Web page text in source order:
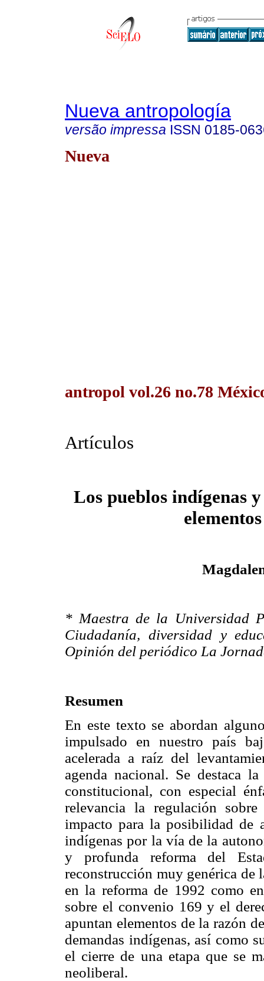
Nueva antropología
versão impressa ISSN 0185-
Nueva
antropol vol.26 no.78
Artículos
Los pueblos indígenas
* Maestra de la Universidad
Ciudadanía, diversidad y
Opinión del periódico La
Resumen
En este texto se abordan
impulsado en nuestro país
acelerada a raíz del
agenda nacional. Se destaca
constitucional, con especial
relevancia la regulación
impacto para la posibilidad de
indígenas por la vía de la
y profunda reforma del
reconstrucción muy genérica de
en la reforma de 1992 como
sobre el convenio 169 y el
apuntan elementos de la razón
demandas indígenas, así como
el cierre de una etapa que se
neoliberal.